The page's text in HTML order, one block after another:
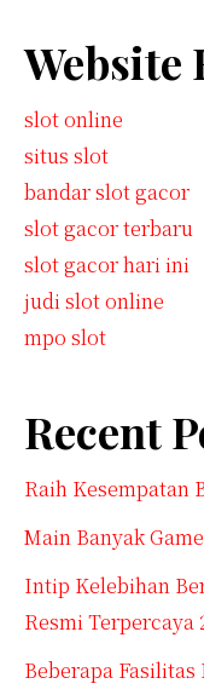
Website
slot online
situs slot
bandar slot gacor
slot gacor terbaru
slot gacor hari ini
judi slot online
mpo slot
Recent
Raih Kesempatan
Main Banyak
Intip Kelebihan
Resmi Terpercaya
Beberapa